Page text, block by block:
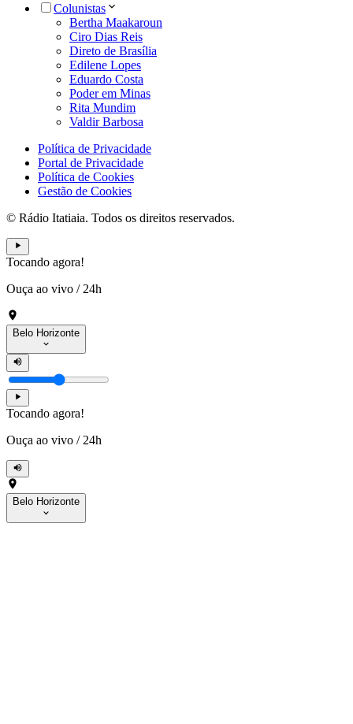
Colunistas
Bertha Maakaroun
Ciro Dias Reis
Direto de Brasília
Edilene Lopes
Eduardo Costa
Poder em Minas
Rita Mundim
Valdir Barbosa
Política de Privacidade
Portal de Privacidade
Política de Cookies
Gestão de Cookies
© Rádio Itatiaia. Todos os direitos reservados.
Tocando agora!
Ouça ao vivo / 24h
Belo Horizonte
Tocando agora!
Ouça ao vivo / 24h
Belo Horizonte